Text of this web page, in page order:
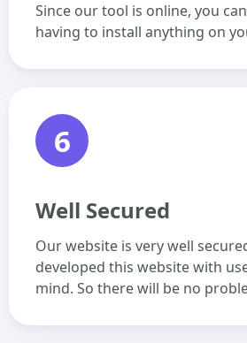
Since our tool is online, you
having to install anything on
6
Well Secured
Our website is very well
developed this website with
mind. So there will be no